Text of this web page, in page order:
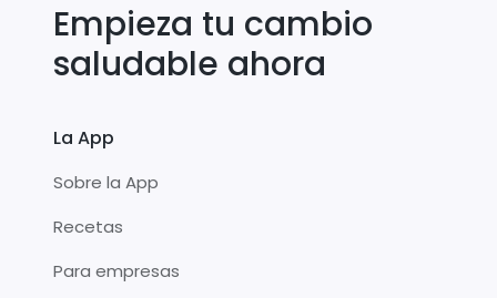
Empieza tu cambio
saludable ahora
La App
Sobre la App
Recetas
Para empresas